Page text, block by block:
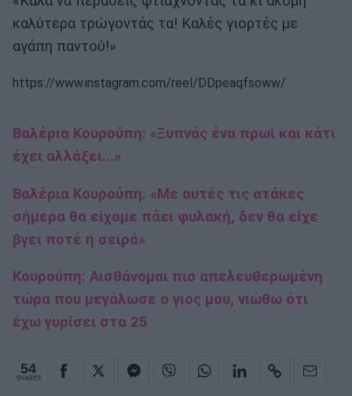
καλύτερα τρώγοντάς τα! Καλές γιορτές με
αγάπη παντού!»
https://www.instagram.com/reel/DDpeaqfsoww/
Βαλέρια Κουρούπη: «Ξυπνάς ένα πρωί και κάτι
έχει αλλάξει...»
Βαλέρια Κουρούπη: «Με αυτές τις ατάκες
σήμερα θα είχαμε πάει φυλακή, δεν θα είχε
βγει ποτέ η σειρά»
Κουρούπη: Αισθάνομαι πιο απελευθερωμένη
τώρα που μεγάλωσε ο γιος μου, νιώθω ότι
έχω γυρίσει στα 25
54
SHARES